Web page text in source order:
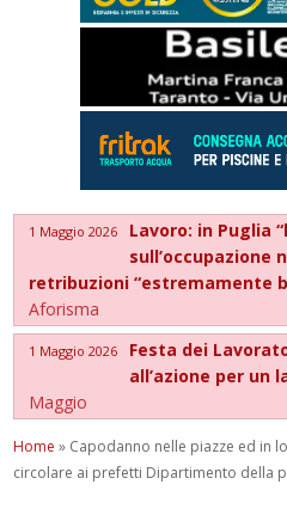
1 Maggio 2026
Lavoro: in Puglia
sull’occupazione
retribuzioni “estremamente
Aforisma
1 Maggio 2026
Festa dei
all’azione per un
Maggio
Home » Capodanno nelle piazze ed in
circolare ai prefetti Dipartimento della